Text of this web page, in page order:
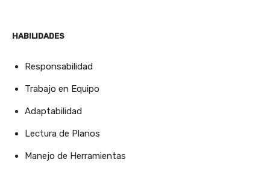
HABILIDADES
Responsabilidad
Trabajo en Equipo
Adaptabilidad
Lectura de Planos
Manejo de Herramientas